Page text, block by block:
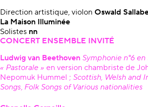
Direction artistique, violon Oswald
La Maison Illuminée
Solistes nn
CONCERT ENSEMBLE INVITÉ
Ludwig van Beethoven Symphonie n°6
« Pastorale » en version chambriste de
Nepomuk Hummel ; Scottish, Welsh and
Songs, Folk Songs of Various nationalities